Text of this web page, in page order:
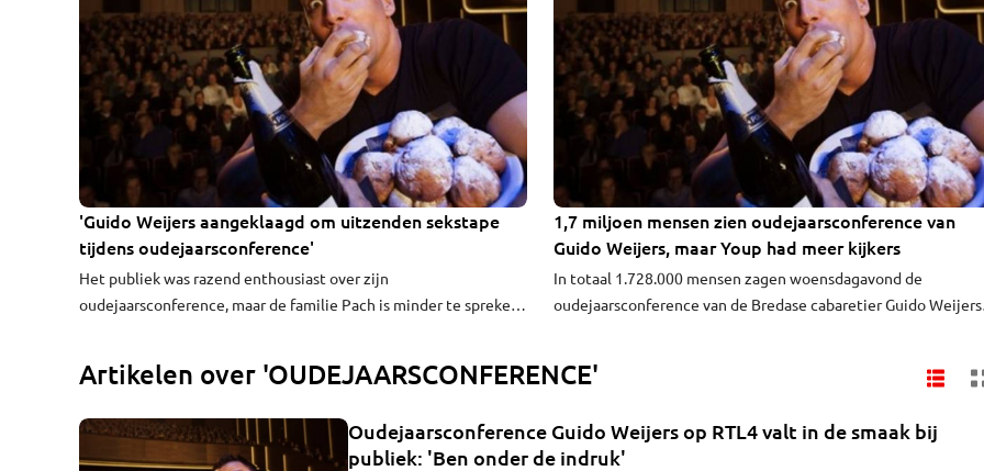
'Guido Weijers aangeklaagd om uitzenden sekstape
tijdens oudejaarsconference'
Het publiek was razend enthousiast over zijn
oudejaarsconference, maar de familie Pach is minder te spreken
hoe Dave Roelvink oraal wordt bevredigd door een meisje. De
tegen Weijers, zo meldt RTL Boulevard.
1,7 miljoen mensen zien oudejaarsconference van
Guido Weijers, maar Youp had meer kijkers
In totaal 1.728.000 mensen zagen woensdagavond de
oudejaarsconference van de Bredase cabaretier Guido Weijers
Artikelen over 'OUDEJAARSCONFERENCE'
Oudejaarsconference Guido Weijers op RTL4 valt in de smaak bij
publiek: 'Ben onder de indruk'